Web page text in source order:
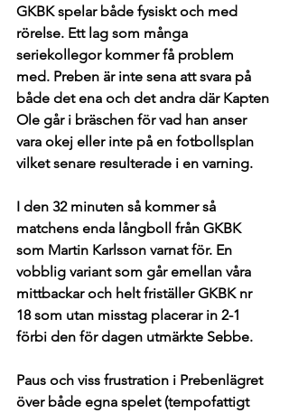
GKBK spelar både fysiskt och med
rörelse. Ett lag som många
seriekollegor kommer få problem
med. Preben är inte sena att svara på
både det ena och det andra där Kapten
Ole går i bräschen för vad han anser
vara okej eller inte på en fotbollsplan
vilket senare resulterade i en varning.
I den 32 minuten så kommer så
matchens enda långboll från GKBK
som Martin Karlsson varnat för. En
vobblig variant som går emellan våra
mittbackar och helt friställer GKBK nr
18 som utan misstag placerar in 2-1
förbi den för dagen utmärkte Sebbe.
Paus och viss frustration i Prebenlägret
över både egna spelet (tempofattigt